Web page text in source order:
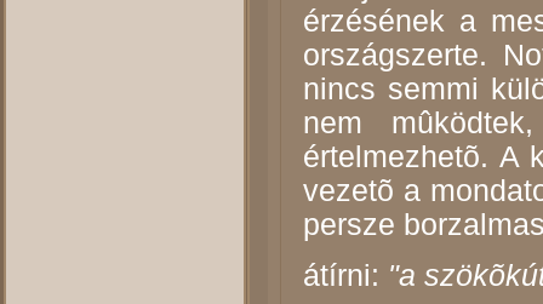
érzésének a
országszerte.
nincs semmi
nem
értelmezhetõ. A
vezetõ a
persze
átírni: "a